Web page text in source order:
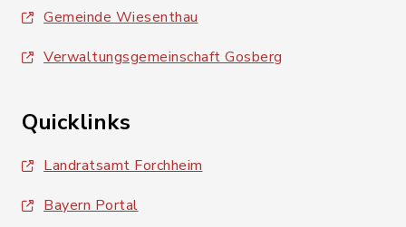
Gemeinde Wiesenthau
Verwaltungsgemeinschaft Gosberg
Quicklinks
Landratsamt Forchheim
Bayern Portal